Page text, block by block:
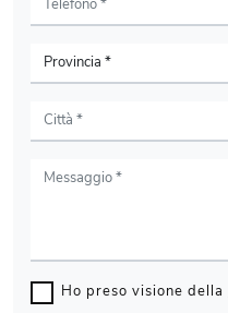
Ho preso visione della